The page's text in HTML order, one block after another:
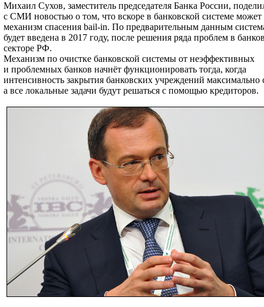
Михаил Сухов, заместитель председателя Банка России,
с СМИ новостью о том, что вскоре в банковской системе может
механизм спасения bail-in. По предварительным данным
будет введена в 2017 году, после решения ряда проблем в
секторе РФ.
Механизм по очистке банковской системы от неэффективных
и проблемных банков начнёт функционировать тогда, когда
интенсивность закрытия банковских учреждений максимально
а все локальные задачи будут решаться с помощью кредиторов.